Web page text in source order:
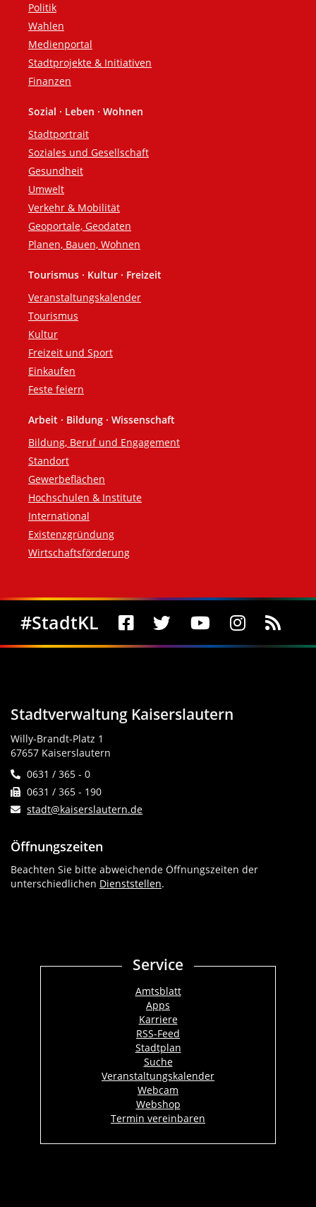
Politik
Wahlen
Medienportal
Stadtprojekte & Initiativen
Finanzen
Sozial · Leben · Wohnen
Stadtportrait
Soziales und Gesellschaft
Gesundheit
Umwelt
Verkehr & Mobilität
Geoportale, Geodaten
Planen, Bauen, Wohnen
Tourismus · Kultur · Freizeit
Veranstaltungskalender
Tourismus
Kultur
Freizeit und Sport
Einkaufen
Feste feiern
Arbeit · Bildung · Wissenschaft
Bildung, Beruf und Engagement
Standort
Gewerbeflächen
Hochschulen & Institute
International
Existenzgründung
Wirtschaftsförderung
Social Media
#StadtKL
Stadtverwaltung Kaiserslautern
Willy-Brandt-Platz 1
67657 Kaiserslautern
0631 / 365 - 0
0631 / 365 - 190
stadt@kaiserslautern.de
Öffnungszeiten
Beachten Sie bitte abweichende Öffnungszeiten der
unterschiedlichen Dienststellen.
Service
Amtsblatt
Apps
Karriere
RSS-Feed
Stadtplan
Suche
Veranstaltungskalender
Webcam
Webshop
Termin vereinbaren